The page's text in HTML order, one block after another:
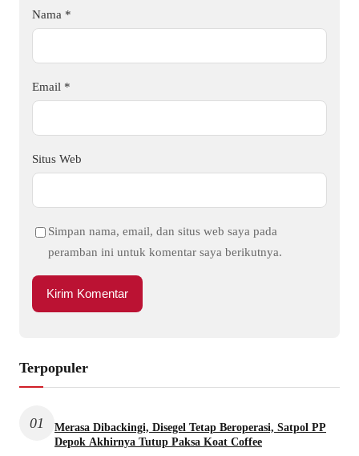
Nama *
Email *
Situs Web
Simpan nama, email, dan situs web saya pada
peramban ini untuk komentar saya berikutnya.
Terpopuler
01
Merasa Dibackingi, Disegel Tetap Beroperasi, Satpol PP
Depok Akhirnya Tutup Paksa Koat Coffee